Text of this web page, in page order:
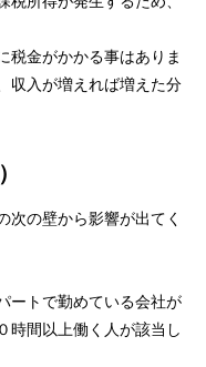
税金がかかる事はありま
収入が増えれば増えた分
次の壁から影響が出てく
ートで勤めている会社が
時間以上働く人が該当し